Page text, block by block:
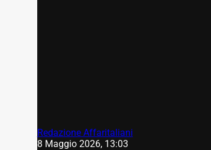
Redazione Affaritaliani
8 Maggio 2026, 13:03